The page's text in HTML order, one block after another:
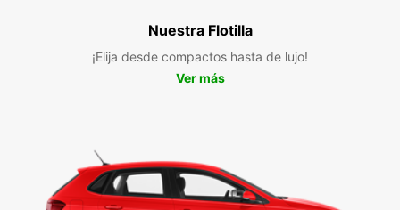
Nuestra Flotilla
¡Elija desde compactos hasta de lujo!
Ver más